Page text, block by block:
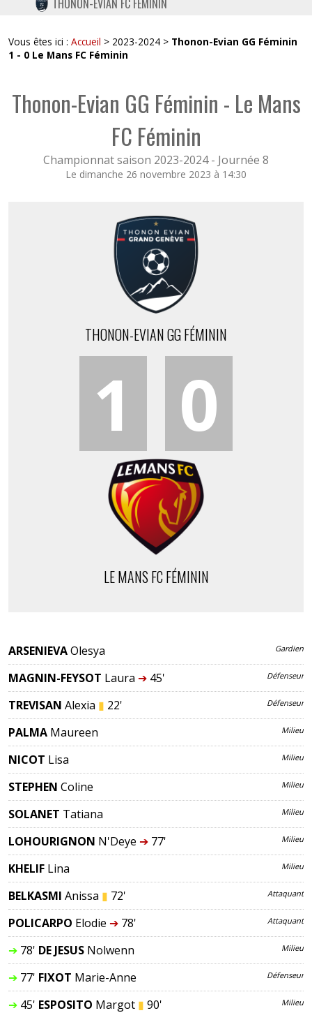
TWITTER
INSTAGRAM
THONON-EVIAN FC FÉMININ
Vous êtes ici : Accueil > 2023-2024 > Thonon-Evian GG Féminin
1 - 0 Le Mans FC Féminin
Thonon-Evian GG Féminin - Le Mans
FC Féminin
Championnat saison 2023-2024 - Journée 8
Le dimanche 26 novembre 2023 à 14:30
THONON-EVIAN GG FÉMININ
1 0
LE MANS FC FÉMININ
ARSENIEVAOlesya Gardien
MAGNIN-FEYSOT Laura ➔45' Défenseur
TREVISAN Alexia ▮ 22' Défenseur
PALMA Maureen Milieu
NICOT Lisa Milieu
STEPHEN Coline Milieu
SOLANET Tatiana Milieu
LOHOURIGNON N'Deye ➔77' Milieu
KHELIF Lina Milieu
BELKASMI Anissa ▮ 72' Attaquant
POLICARPO Elodie ➔78' Attaquant
➔78' DE JESUS Nolwenn Milieu
➔77' FIXOT Marie-Anne Défenseur
➔45' ESPOSITO Margot ▮ 90' Milieu